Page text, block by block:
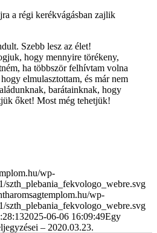
a régi kerékvágásban zajlik
Szebb lesz az élet!
hogy mennyire törékeny,
ha többször felhívtam volna
elmulasztottam, és már nem
barátainknak, hogy
őket! Most még tehetjük!
wp-
szth_plebania_fekvologo_webre.svg
wp-
szth_plebania_fekvologo_webre.svg
2025-06-06 16:09:49Egy
– 2020.03.23.